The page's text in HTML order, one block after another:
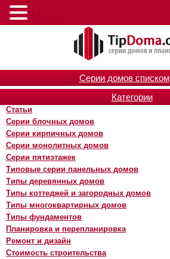
Серии домов списком
Категории
Статьи
Серии блочных домов
Серии кирпичных домов
Серии монолитных домов
Серии пятиэтажек
Типовые серии панельных домов
Типы деревянных домов
Типы коттеджей и загородных домов
Типы многоквартирных домов
Типы фундаментов
Планировка и перепланировка
Ремонт и дизайн
Стоимость строительства